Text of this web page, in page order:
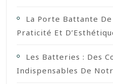
La Porte Battante
Praticité Et
Les Batteries : Des
Indispensables De